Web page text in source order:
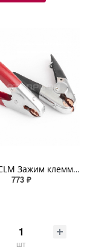
004 BAT/CLM Зажим клеммы АКБ 15,5см усиленн цвет маркировка полярности изолир ручки медн вставка 2шт
773 ₽
шт